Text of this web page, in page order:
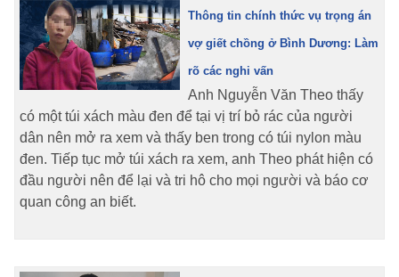
Thông tin chính thức vụ trọng án
vợ giết chồng ở Bình Dương: Làm
rõ các nghi vấn
Anh Nguyễn Văn Theo thấy
có một túi xách màu đen để tại vị trí bỏ rác của người
dân nên mở ra xem và thấy ben trong có túi nylon màu
đen. Tiếp tục mở túi xách ra xem, anh Theo phát hiện có
đầu người nên để lại và tri hô cho mọi người và báo cơ
quan công an biết.